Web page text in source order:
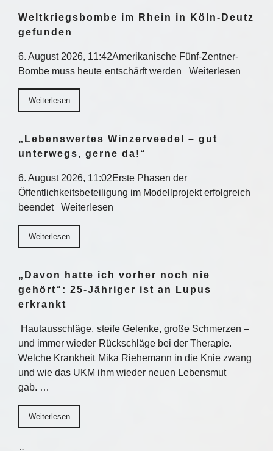
Weltkriegsbombe im Rhein in Köln-Deutz
gefunden
6. August 2026, 11:42Amerikanische Fünf-Zentner-
Bombe muss heute entschärft werden Weiterlesen
Weiterlesen
„Lebenswertes Winzerveedel – gut
unterwegs, gerne da!“
6. August 2026, 11:02Erste Phasen der
Öffentlichkeitsbeteiligung im Modellprojekt erfolgreich
beendet Weiterlesen
Weiterlesen
„Davon hatte ich vorher noch nie
gehört“: 25-Jähriger ist an Lupus
erkrankt
Hautausschläge, steife Gelenke, große Schmerzen –
und immer wieder Rückschläge bei der Therapie.
Welche Krankheit Mika Riehemann in die Knie zwang
und wie das UKM ihm wieder neuen Lebensmut
gab. …
Weiterlesen